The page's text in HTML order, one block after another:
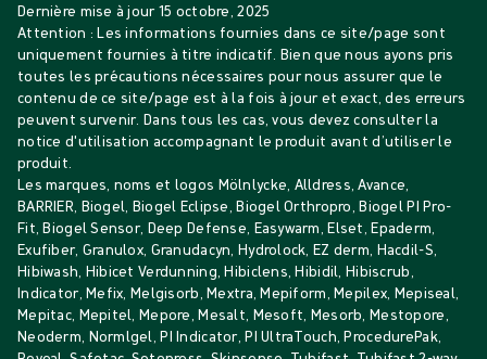
Dernière mise à jour15 octobre, 2025
Attention : Les informations fournies dans ce site/page sont
uniquement fournies à titre indicatif. Bien que nous ayons pris
toutes les précautions nécessaires pour nous assurer que le
contenu de ce site/page est à la fois à jour et exact, des erreurs
peuvent survenir. Dans tous les cas, vous devez consulter la
notice d'utilisation accompagnant le produit avant d’utiliser le
produit.
Les marques, noms et logos Mölnlycke, Alldress, Avance,
BARRIER, Biogel, Biogel Eclipse, Biogel Orthropro, Biogel PI Pro-
Fit, Biogel Sensor, Deep Defense, Easywarm, Elset, Epaderm,
Exufiber, Granulox, Granudacyn, Hydrolock, EZ derm, Hacdil-S,
Hibiwash, Hibicet Verdunning, Hibiclens, Hibidil, Hibiscrub,
Indicator, Mefix, Melgisorb, Mextra, Mepiform, Mepilex, Mepiseal,
Mepitac, Mepitel, Mepore, Mesalt, Mesoft, Mesorb, Mestopore,
Neoderm, Normlgel, PI Indicator, PI UltraTouch, ProcedurePak,